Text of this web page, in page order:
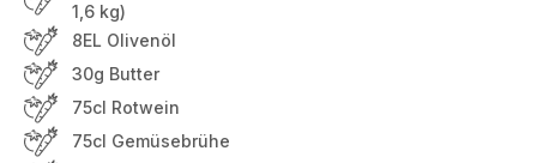
1,6 kg)
8EL Olivenöl
30g Butter
75cl Rotwein
75cl Gemüsebrühe